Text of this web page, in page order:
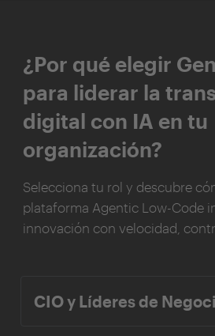
¿Por qué elegir
para liderar la
digital con IA en tu
organización?
Selecciona tu rol y descubre
plataforma Agentic Low-Code
innovación con velocidad,
CIO y Líderes de